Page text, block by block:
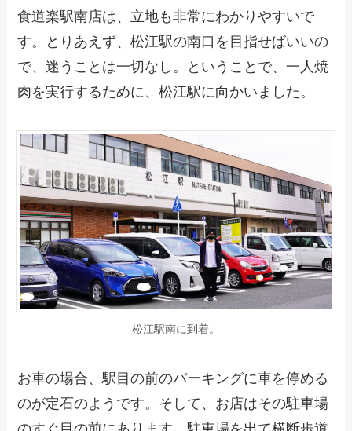
食道楽駅南店は、立地も非常にわかりやすいで
す。とりあえず、松江駅の南口を目指せばいいの
で、迷うことは一切なし。ということで、一人焼
肉を実行するために、松江駅に向かいました。
松江駅南に到着。
お車の場合、駅目の前のパーキングに車を停める
のが定石のようです。そして、お店はその駐車場
のすぐ目の前にあります。駐車場を出て横断歩道